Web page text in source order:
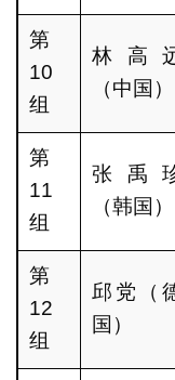
第
10
组
林高
（中国）
第
11
组
张禹
（韩国）
第
12
组
邱党（
国）